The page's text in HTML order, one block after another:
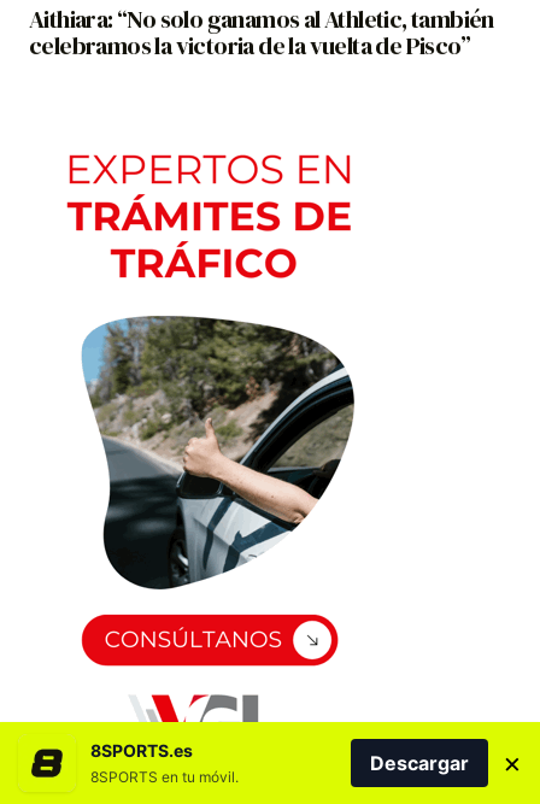
Aithiara: “No solo ganamos al Athletic, también
celebramos la victoria de la vuelta de Pisco”
8SPORTS.es
8SPORTS en tu móvil.
Descargar ×